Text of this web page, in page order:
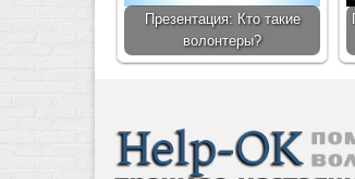
Презентация: Кто такие
волонтеры?